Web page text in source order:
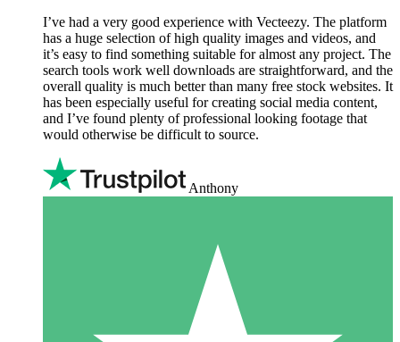
I’ve had a very good experience with Vecteezy. The platform
has a huge selection of high quality images and videos, and
it’s easy to find something suitable for almost any project. The
search tools work well downloads are straightforward, and the
overall quality is much better than many free stock websites. It
has been especially useful for creating social media content,
and I’ve found plenty of professional looking footage that
would otherwise be difficult to source.
Anthony